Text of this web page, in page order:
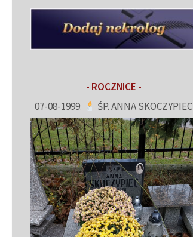
- ROCZNICE -
07-08-1999: ŚP. ANNA SKOCZYPIEC